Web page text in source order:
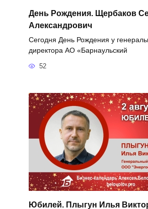
День Рождения. Щербаков
Александрович
Сегодня День Рождения у
директора АО «Барнаульский
52
Юбилей. Плыгун Илья